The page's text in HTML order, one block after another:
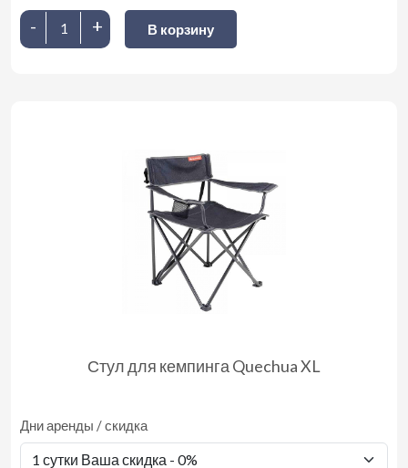
- + В корзину
Стул для кемпинга Quechua XL
Дни аренды / скидка